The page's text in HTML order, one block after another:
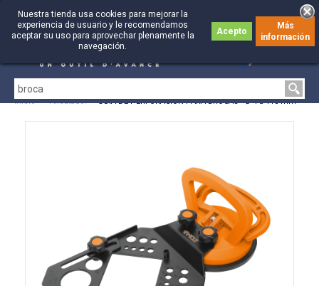
0
0
Nuestra tienda usa cookies para mejorar la
experiencia de usuario y le recomendamos
aceptar su uso para aprovechar plenamente la
navegación.
Acepto
Más
información
Inicio > Alicatador > GUÍA DE PERFORACIÓN PARA BROCAS - Ø 4 a 115 mm